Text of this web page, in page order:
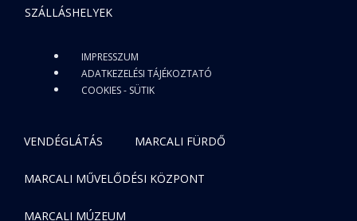
SZÁLLÁSHELYEK
IMPRESSZUM
ADATKEZELÉSI TÁJÉKOZTATÓ
COOKIES - SÜTIK
VENDÉGLÁTÁS MARCALI FÜRDŐ
MARCALI MŰVELŐDÉSI KÖZPONT
MARCALI MÚZEUM